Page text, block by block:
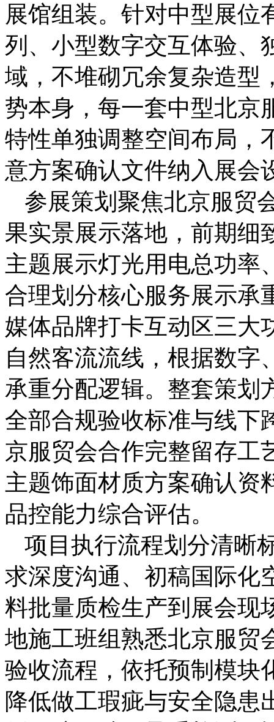
展馆组装。针对中型展位
列、小型数字交互体验、
域，不堆砌冗余复杂造型
势本身，每一套中型北京
特性单独调整空间布局，
意方案确认文件纳入展会
参展策划聚焦北京服贸
果实景展示落地，前期细
主题展示灯光用电总功率
合理划分核心服务展示承
媒体品牌打卡互动区三大
自然客流流线，根据数字
承重分配逻辑。整套策划
全部合规验收标准与线下
京服贸会合作完整留存工
主题饰面材质方案确认资
品控能力综合评估。
项目执行流程划分清晰
求深度沟通、初稿国际化
料批量质检生产到展会现
地施工班组熟悉北京服贸
验收流程，依托预制模块
降低做工瑕疵与安全隐患